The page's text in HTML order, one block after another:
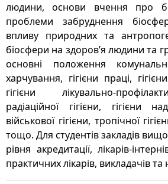
людини, основи вчення про
проблеми забруднення
впливу природних та
біосфери на здоров’я людини та
основні положення
харчування, гігієни праці,
гігієни лікувально-
радіаційної гігієни, гігієни
військової гігієни, тропічної
тощо. Для студентів закладів
рівня акредитації, лікарів-
практичних лікарів, викладачів та